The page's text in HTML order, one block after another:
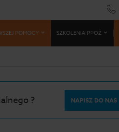
POMOCY SZKOLENIA PPOŻ
? NAPISZ DO NAS